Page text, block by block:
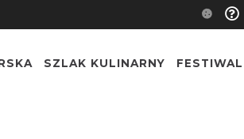
SZLAK KULINARNY FESTIWAL